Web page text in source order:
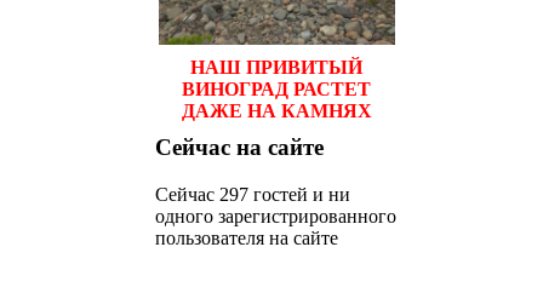
НАШ ПРИВИТЫЙ
ВИНОГРАД РАСТЕТ
ДАЖЕ НА КАМНЯХ
Сейчас на сайте
Сейчас 297 гостей и ни
одного зарегистрированного
пользователя на сайте